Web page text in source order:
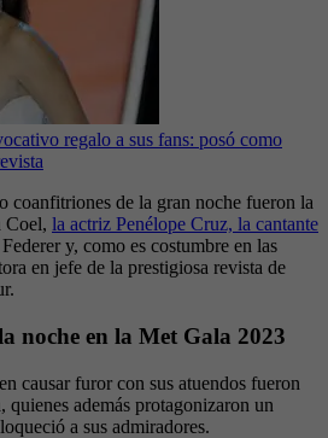
regalo a sus fans: posó como
coanfitriones de la gran noche fueron la
Coel, la actriz Penélope Cruz, la cantante
y, como es costumbre en las
en jefe de la prestigiosa revista de
noche en la Met Gala 2023
causar furor con sus atuendos fueron
además protagonizaron un
a sus admiradores.